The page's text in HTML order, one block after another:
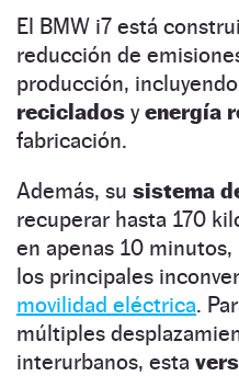
El BMW i7 está
reducción de
producción,
reciclados yenergía
fabricación.
Además, su sistema
recuperar hasta 170
en apenas 10
los principales
movilidad eléctrica.
múltiples
interurbanos, esta